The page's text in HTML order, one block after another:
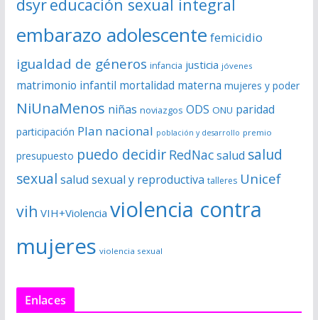
dsyreducación sexual integral
embarazo adolescente femicidio
igualdad de géneros infancia justicia jóvenes
matrimonio infantil mortalidad materna mujeres y poder
NiUnaMenos niñas noviazgos ODS ONU paridad
participación Plan nacional población y desarrollo premio
presupuesto puedo decidir RedNacsalud salud
sexual salud sexual y reproductiva talleres Unicef
vih VIH+Violencia violencia contra
mujeres violencia sexual
Enlaces